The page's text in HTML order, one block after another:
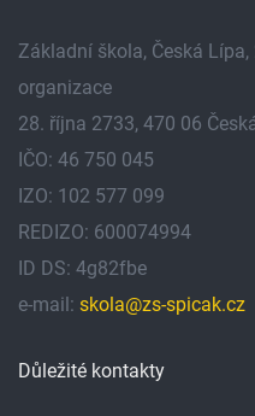
Základní škola, Česká
organizace
28. října 2733, 470 06
IČO: 46 750 045
IZO: 102 577 099
REDIZO: 600074994
ID DS: 4g82fbe
e-mail: skola@zs-spicak.cz
Důležité kontakty